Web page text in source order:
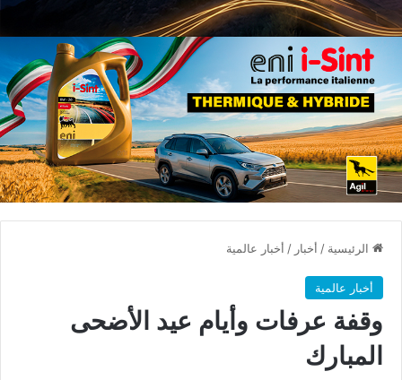
الرئيسية / أخبار / أخبار عالمية
أخبار عالمية
وقفة عرفات وأيام عيد الأضحى
المبارك